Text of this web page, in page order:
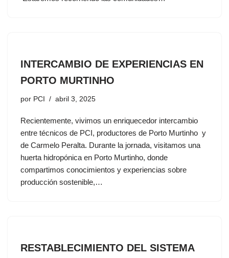
INTERCAMBIO DE EXPERIENCIAS EN
PORTO MURTINHO
por PCI abril 3, 2025
Recientemente, vivimos un enriquecedor intercambio
entre técnicos de PCI, productores de Porto Murtinho y
de Carmelo Peralta. Durante la jornada, visitamos una
huerta hidropónica en Porto Murtinho, donde
compartimos conocimientos y experiencias sobre
producción sostenible,…
RESTABLECIMIENTO DEL SISTEMA